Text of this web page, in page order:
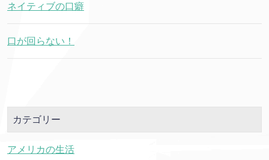
ネイティブの口癖
口が回らない！
カテゴリー
アメリカの生活